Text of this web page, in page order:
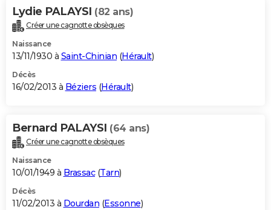
Lydie PALAYSI (82 ans)
Créer une cagnotte obsèques
Naissance
13/11/1930 à Saint-Chinian (Hérault)
Décès
16/02/2013 à Béziers (Hérault)
Bernard PALAYSI (64 ans)
Créer une cagnotte obsèques
Naissance
10/01/1949 à Brassac(Tarn)
Décès
11/02/2013 à Dourdan (Essonne)